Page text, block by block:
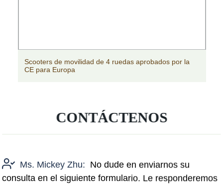
Baterías de gel de alta eficiencia SGS 12V 250ah para
scooters de movilidad
CONTÁCTENOS
Ms. Mickey Zhu: No dude en enviarnos su
consulta en el siguiente formulario. Le responderemos